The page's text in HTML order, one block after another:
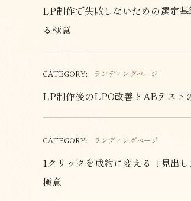
LP制作で失敗しないための選定
る極意
CATEGORY: ランディングページ
LP制作後のLPO改善とABテスト
CATEGORY: ランディングページ
1クリックを成約に変える『見出
極意